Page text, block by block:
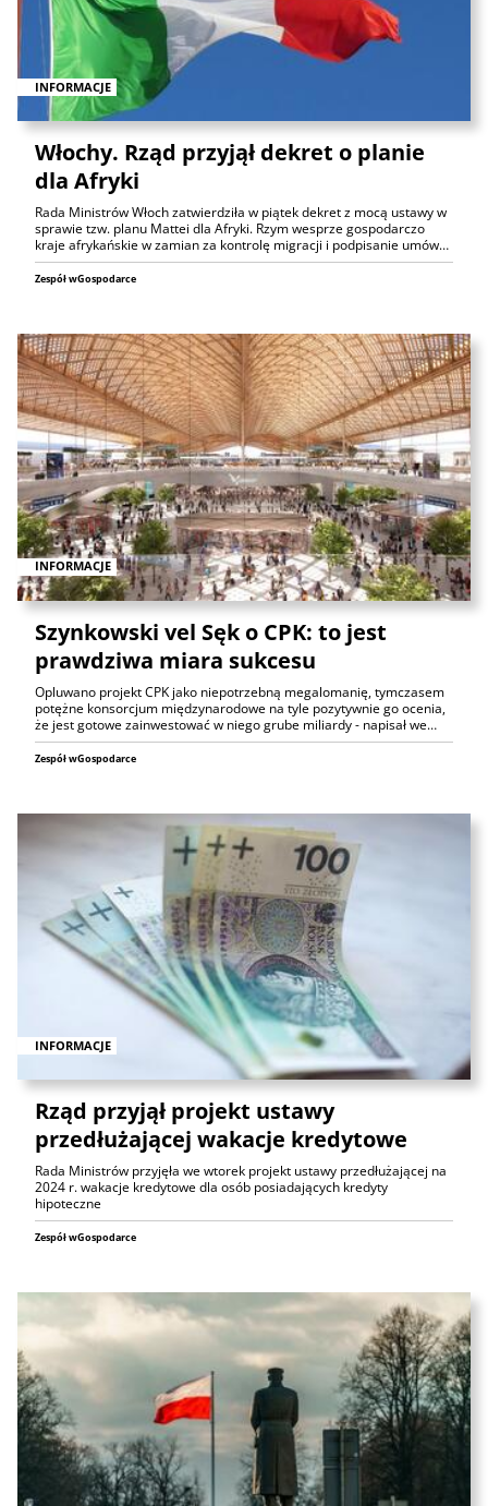
INFORMACJE
Włochy. Rząd przyjął dekret o planie
dla Afryki
Rada Ministrów Włoch zatwierdziła w piątek dekret z mocą ustawy w
sprawie tzw. planu Mattei dla Afryki. Rzym wesprze gospodarczo
kraje afrykańskie w zamian za kontrolę migracji i podpisanie umów…
Zespół wGospodarce
INFORMACJE
Szynkowski vel Sęk o CPK: to jest
prawdziwa miara sukcesu
Opluwano projekt CPK jako niepotrzebną megalomanię, tymczasem
potężne konsorcjum międzynarodowe na tyle pozytywnie go ocenia,
że jest gotowe zainwestować w niego grube miliardy - napisał we…
Zespół wGospodarce
INFORMACJE
Rząd przyjął projekt ustawy
przedłużającej wakacje kredytowe
Rada Ministrów przyjęła we wtorek projekt ustawy przedłużającej na
2024 r. wakacje kredytowe dla osób posiadających kredyty
hipoteczne
Zespół wGospodarce